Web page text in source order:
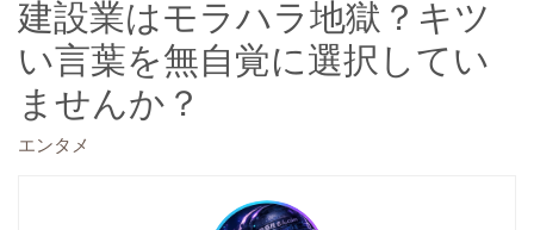
建設業はモラハラ地獄？キツ
い言葉を無自覚に選択してい
ませんか？
エンタメ